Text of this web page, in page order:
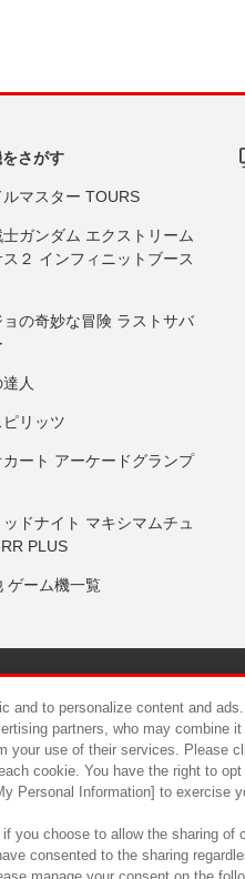
さがす
ルマスター TOURS
ガンダム エクストリーム
２ インフィニットブース
ョの奇妙な冒険 ラストサバ
人
リッツ
カート アーケードグランプ
ドナイト マキシマムチュ
PLUS
ゲーム機一覧
ついて カスタマーハラスメン
and to personalize content and
partners, who may combine
your use of their services. Please
cookie. You have the right to
Personal Information] to exercise
you choose to allow the sharing of
consented to the sharing